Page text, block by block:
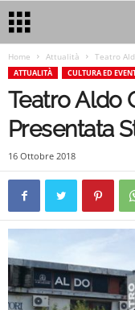
Home Attualità Teatro
ATTUALITÀ CULTURA ED
Teatro Aldo
Presentata
16 Ottobre 2018